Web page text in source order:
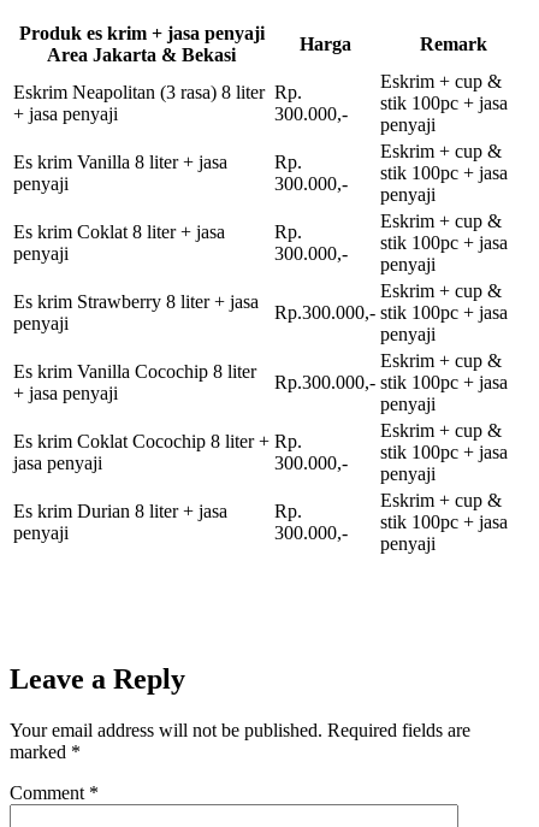
Produk es krim + jasa penyaji
Area Jakarta & Bekasi
Harga Remark
Eskrim Neapolitan (3 rasa) 8 liter
+ jasa penyaji
Rp.
300.000,-
Eskrim + cup &
stik 100pc + jasa
penyaji
Es krim Vanilla 8 liter + jasa
penyaji
Rp.
300.000,-
Eskrim + cup &
stik 100pc + jasa
penyaji
Es krim Coklat 8 liter + jasa
penyaji
Rp.
300.000,-
Eskrim + cup &
stik 100pc + jasa
penyaji
Es krim Strawberry 8 liter + jasa
penyaji
Rp.300.000,-
Eskrim + cup &
stik 100pc + jasa
penyaji
Es krim Vanilla Cocochip 8 liter
+ jasa penyaji
Rp.300.000,-
Eskrim + cup &
stik 100pc + jasa
penyaji
Es krim Coklat Cocochip 8 liter +
jasa penyaji
Rp.
300.000,-
Eskrim + cup &
stik 100pc + jasa
penyaji
Es krim Durian 8 liter + jasa
penyaji
Rp.
300.000,-
Eskrim + cup &
stik 100pc + jasa
penyaji
Leave a Reply
Your email address will not be published. Required fields are
marked *
Comment *